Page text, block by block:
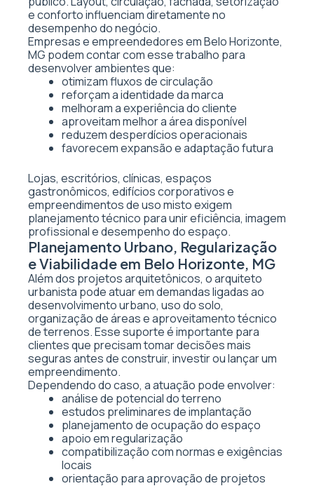
e conforto influenciam diretamente no
desempenho do negócio.
Empresas e empreendedores em Belo Horizonte,
MG podem contar com esse trabalho para
desenvolver ambientes que:
otimizam fluxos de circulação
reforçam a identidade da marca
melhoram a experiência do cliente
aproveitam melhor a área disponível
reduzem desperdícios operacionais
favorecem expansão e adaptação futura
Lojas, escritórios, clínicas, espaços
gastronômicos, edifícios corporativos e
empreendimentos de uso misto exigem
planejamento técnico para unir eficiência, imagem
profissional e desempenho do espaço.
Planejamento Urbano, Regularização
e Viabilidade em Belo Horizonte, MG
Além dos projetos arquitetônicos, o arquiteto
urbanista pode atuar em demandas ligadas ao
desenvolvimento urbano, uso do solo,
organização de áreas e aproveitamento técnico
de terrenos. Esse suporte é importante para
clientes que precisam tomar decisões mais
seguras antes de construir, investir ou lançar um
empreendimento.
Dependendo do caso, a atuação pode envolver:
análise de potencial do terreno
estudos preliminares de implantação
planejamento de ocupação do espaço
apoio em regularização
compatibilização com normas e exigências
locais
orientação para aprovação de projetos